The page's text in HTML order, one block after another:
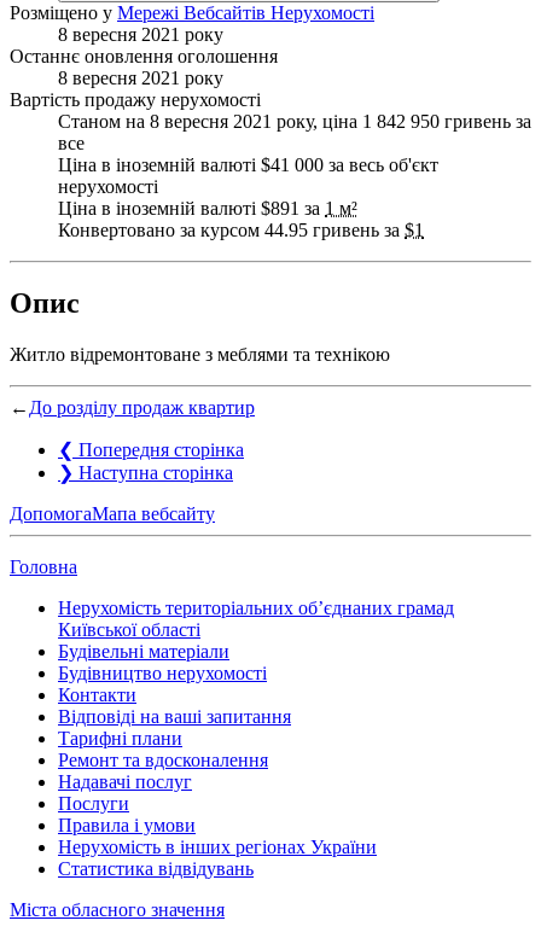
Розміщено у Мережі Вебсайтів Нерухомості
8 вересня 2021 року
Останнє оновлення оголошення
8 вересня 2021 року
Вартість продажу нерухомості
Станом на 8 вересня 2021 року, ціна 1 842 950 гривень за
все
Ціна в іноземній валюті $41 000 за весь об'єкт
нерухомості
Ціна в іноземній валюті $891 за 1 м²
Конвертовано за курсом 44.95 гривень за $1
Опис
Житло відремонтоване з меблями та технікою
← До розділу продаж квартир
❮ Попередня сторінка
❯ Наступна сторінка
ДопомогаМапа вебсайту
Головна
Нерухомість територіальних об’єднаних грамад
Київської області
Будівельні матеріали
Будівництво нерухомості
Контакти
Відповіді на ваші запитання
Тарифні плани
Ремонт та вдосконалення
Надавачі послуг
Послуги
Правила і умови
Нерухомість в інших регіонах України
Статистика відвідувань
Міста обласного значення